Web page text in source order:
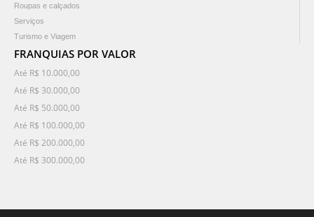
Roupas e calçados
Serviços
Turismo e Viagem
FRANQUIAS POR VALOR
Até R$ 10.000,00
Até R$ 30.000,00
Até R$ 50.000,00
Até R$ 100.000,00
Até R$ 200.000,00
Até R$ 300.000,00